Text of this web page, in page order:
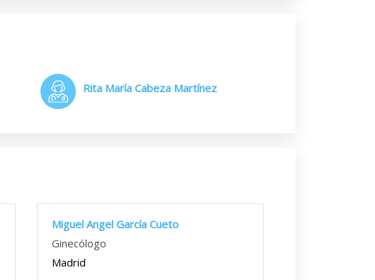
Rita María Cabeza Martínez
Miguel Angel García Cueto
Ginecólogo
Madrid